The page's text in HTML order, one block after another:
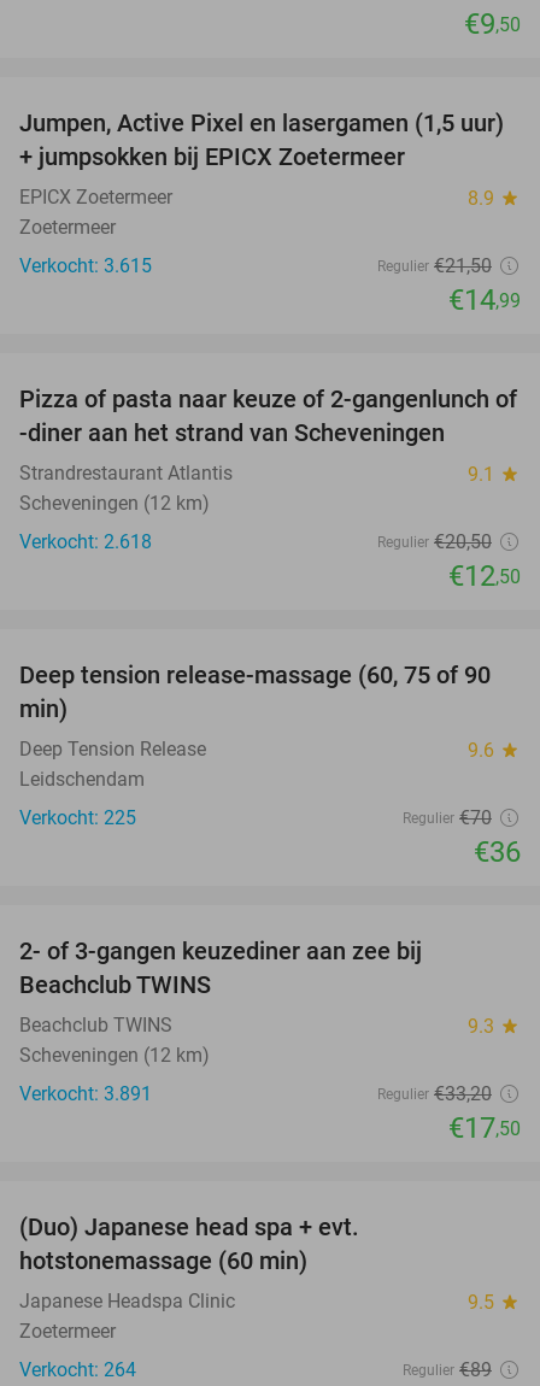
€9,50
30%
Jumpen, Active Pixel en lasergamen (1,5 uur)
+ jumpsokken bij EPICX Zoetermeer
EPICX Zoetermeer 8.9 star
Zoetermeer
Verkocht: 3.615
Regulier €21,50
€14,99
39%
Pizza of pasta naar keuze of 2-gangenlunch of
-diner aan het strand van Scheveningen
Strandrestaurant Atlantis 9.1 star
Scheveningen (12 km)
Verkocht: 2.618
Regulier €20,50
€12,50
49%
Deep tension release-massage (60, 75 of 90
min)
Deep Tension Release 9.6 star
Leidschendam
Verkocht: 225
Regulier €70
€36
2- of 3-gangen keuzediner aan zee bij
Beachclub TWINS
Beachclub TWINS 9.3 star
Scheveningen (12 km)
Verkocht: 3.891
Regulier €33,20
€17,50
(Duo) Japanese head spa + evt.
hotstonemassage (60 min)
Japanese Headspa Clinic 9.5 star
Zoetermeer
Verkocht: 264
Regulier €89